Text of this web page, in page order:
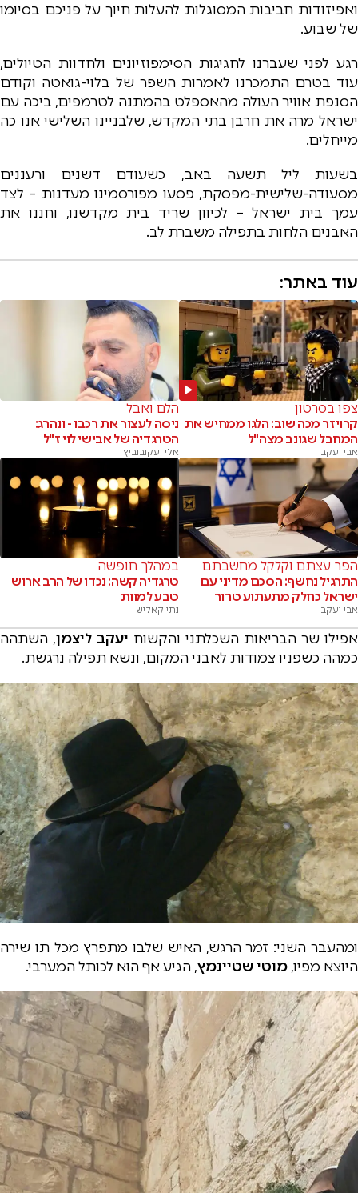
ואפיזודות חביבות המסוגלות להעלות חיוך על פניכם בסיומו
של שבוע.
רגע לפני שעברנו לחגיגות הסימפוזיונים ולחדוות הטיולים,
עוד בטרם התמכרנו לאמרות השפר של בלוי-גואטה וקודם
הסנפת אוויר העולה מהאספלט בהמתנה לטרמפים, ביכה עם
ישראל מרה את חרבן בתי המקדש, שלבניינו השלישי אנו כה
מייחלים.
בשעות ליל תשעה באב, כשעודם דשנים ורעננים
מסעודה-שלישית-מפסקת, פסעו מפורסמינו מעדנות – לצד
עמך בית ישראל – לכיוון שריד בית מקדשנו, וחננו את
האבנים הלחות בתפילה משברת לב.
עוד באתר:
צפו בסרטון
קרויזר מכה שוב: הלגו ממחיש את
המחבל שגונב מצה"ל
אבי יעקב
הלם ואבל
ניסה לעצור את רכבו - ונהרג:
הטרגדיה של אבישי לוי ז"ל
אלי יעקובוביץ
הפר עצתם וקלקל מחשבתם
התרגיל נחשף: הסכם מדיני עם
ישראל כחלק מתעתוע טרור
אבי יעקב
במהלך חופשה
טרגדיה קשה: נכדו של הרב ארוש
טבע למוות
נתי קאליש
אפילו שר הבריאות השכלתני והקשוח יעקב ליצמן, השתהה
כמהה כשפניו צמודות לאבני המקום, ונשא תפילה נרגשת.
ומהעבר השני: זמר הרגש, האיש שלבו מתפרץ מכל תו שירה
היוצא מפיו, מוטי שטיינמץ, הגיע אף הוא לכותל המערבי.